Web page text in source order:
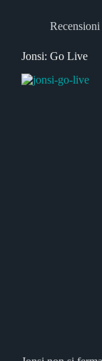
Recensioni
Jonsi: Go Live